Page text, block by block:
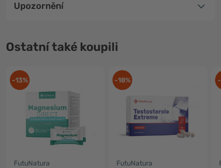
Upozornění
Ostatní také koupili
-13%
FutuNatura
-18%
FutuNatura